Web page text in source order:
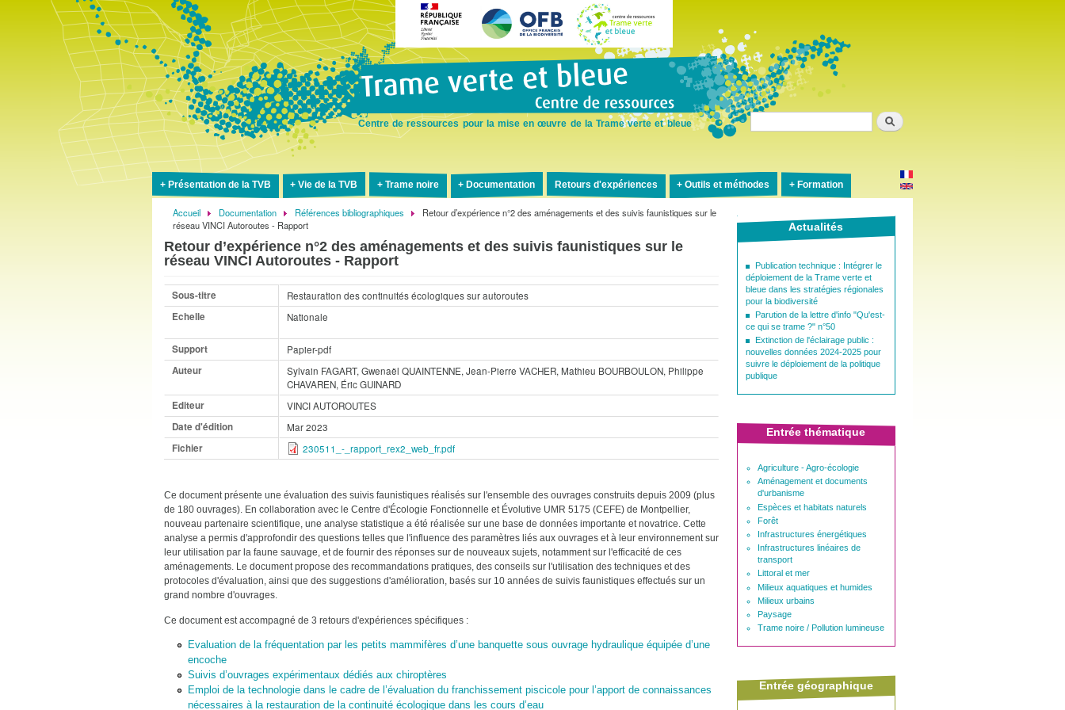
au
contenu
Centre de ressources pour la mise en œuvre de la Trame verte et bleue
Présentation de la TVB Vie de la TVB Trame noire Documentation Retours d'expériences Outils et méthodes Formation
Fil
d'Ariane
Accueil Documentation Références bibliographiques
Retour d’expérience n°2 des aménagements et des suivis faunistiques sur le
réseau VINCI Autoroutes - Rapport
Retour d’expérience n°2 des aménagements et des suivis faunistiques sur le
réseau VINCI Autoroutes - Rapport
Sous-titre
Restauration des continuités écologiques sur autoroutes
Echelle
Nationale
Support
Papier-pdf
Auteur
Sylvain FAGART, Gwenaël QUAINTENNE, Jean-Pierre VACHER, Mathieu BOURBOULON, Philippe
CHAVAREN, Éric GUINARD
Editeur
VINCI AUTOROUTES
Date d'édition
Mar 2023
Fichier
230511_-_rapport_rex2_web_fr.pdf
Ce document présente une évaluation des suivis faunistiques réalisés sur l'ensemble des ouvrages construits depuis 2009 (plus
de 180 ouvrages). En collaboration avec le Centre d'Écologie Fonctionnelle et Évolutive UMR 5175 (CEFE) de Montpellier,
nouveau partenaire scientifique, une analyse statistique a été réalisée sur une base de données importante et novatrice. Cette
analyse a permis d'approfondir des questions telles que l'influence des paramètres liés aux ouvrages et à leur environnement sur
leur utilisation par la faune sauvage, et de fournir des réponses sur de nouveaux sujets, notamment sur l'efficacité de ces
aménagements. Le document propose des recommandations pratiques, des conseils sur l'utilisation des techniques et des
protocoles d'évaluation, ainsi que des suggestions d'amélioration, basés sur 10 années de suivis faunistiques effectués sur un
grand nombre d'ouvrages.
Ce document est accompagné de 3 retours d'expériences spécifiques :
Evaluation de la fréquentation par les petits mammifères d’une banquette sous ouvrage hydraulique équipée d’une
encoche
Suivis d’ouvrages expérimentaux dédiés aux chiroptères
Emploi de la technologie dans le cadre de l’évaluation du franchissement piscicole pour l’apport de connaissances
nécessaires à la restauration de la continuité écologique dans les cours d’eau
Actualités
Publication technique : Intégrer le
déploiement de la Trame verte et
bleue dans les stratégies régionales
pour la biodiversité
Parution de la lettre d'info "Qu'est-
ce qui se trame ?" n°50
Extinction de l'éclairage public :
nouvelles données 2024-2025 pour
suivre le déploiement de la politique
publique
Entrée thématique
Agriculture - Agro-écologie
Aménagement et documents
d'urbanisme
Espèces et habitats naturels
Forêt
Infrastructures énergétiques
Infrastructures linéaires de
transport
Littoral et mer
Milieux aquatiques et humides
Milieux urbains
Paysage
Trame noire / Pollution lumineuse
Entrée géographique